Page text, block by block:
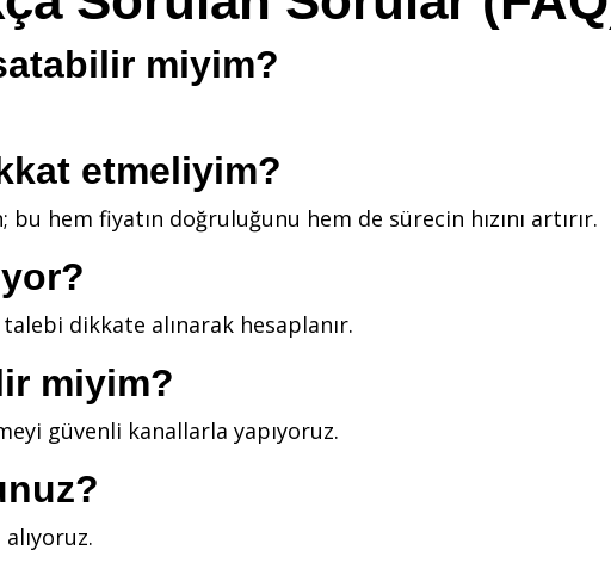
miyim?
etmeliyim?
hem fiyatın doğruluğunu hem de sürecin hızını artırır.
dikkate alınarak hesaplanır.
miyim?
güvenli kanallarla yapıyoruz.